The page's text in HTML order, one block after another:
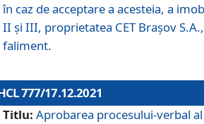
în caz de acceptare a acesteia, a
II și III, proprietatea CET Brașov
faliment.
777/17.12.2021
Titlu: Aprobarea procesului-verbal